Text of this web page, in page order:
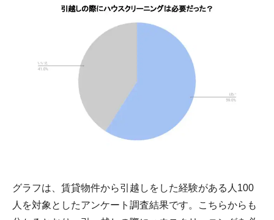
グラフは、賃貸物件から引越しをした経験がある人100
人を対象としたアンケート調査結果です。こちらからも